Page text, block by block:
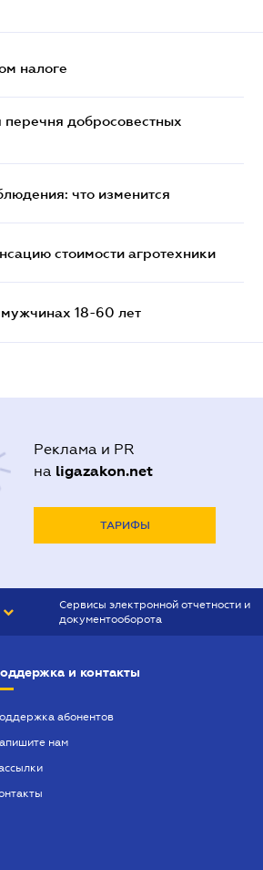
налоге
добросовестных
что изменится
стоимости агротехники
18-60 лет
Реклама и PR
на ligazakon.net
ТАРИФЫ
Сервисы электронной отчетности и
документооборота
и контакты
абонентов
нам